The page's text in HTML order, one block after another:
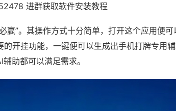
进群获取软件安装教程
赢”。其操作方式十分简单，打开这个应用便
开挂功能，一键便可以生成出手机打牌专用
助都可以满足需求。